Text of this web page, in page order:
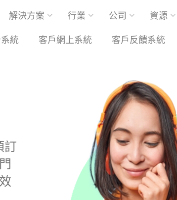
解決方案 行業 公司 資源
統 客戶網上系統 客戶反饋系統
訂